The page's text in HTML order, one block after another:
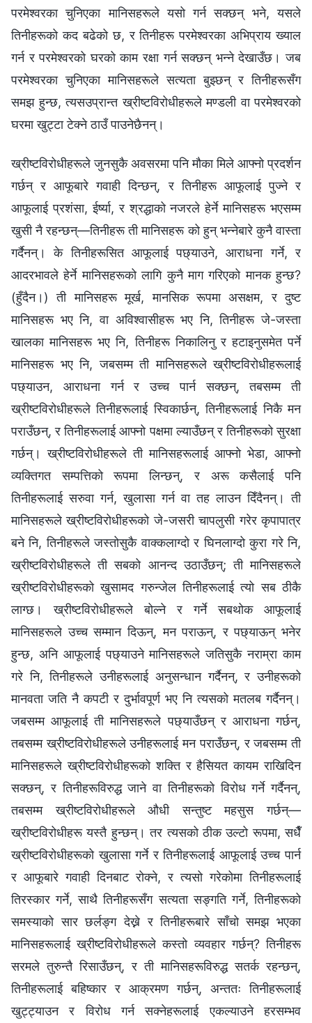
परमेश्‍वरका चुनिएका मानिसहरूले यसो गर्न सक्छन् भने, यसले
तिनीहरूको कद बढेको छ, र तिनीहरू परमेश्‍वरका अभिप्राय ख्याल
गर्न र परमेश्‍वरको घरको काम रक्षा गर्न सक्छन् भन्‍ने देखाउँछ। जब
परमेश्‍वरका चुनिएका मानिसहरूले सत्यता बुझ्छन् र तिनीहरूसँग
समझ हुन्छ, त्यसउप्रान्त ख्रीष्टविरोधीहरूले मण्डली वा परमेश्‍वरको
घरमा खुट्टा टेक्ने ठाउँ पाउनेछैनन्।
ख्रीष्टविरोधीहरूले जुनसुकै अवसरमा पनि मौका मिले आफ्नो प्रदर्शन
गर्छन् र आफूबारे गवाही दिन्छन्, र तिनीहरू आफूलाई पुज्‍ने र
आफूलाई प्रशंसा, ईर्ष्या, र श्रद्धाको नजरले हेर्ने मानिसहरू भएसम्म
खुसी नै रहन्छन्—तिनीहरू ती मानिसहरू को हुन् भन्नेबारे कुनै वास्ता
गर्दैनन्। के तिनीहरूसित आफूलाई पछ्याउने, आराधना गर्ने, र
आदरभावले हेर्ने मानिसहरूको लागि कुनै माग गरिएको मानक हुन्छ?
(हुँदैन।) ती मानिसहरू मूर्ख, मानसिक रूपमा असक्षम, र दुष्ट
मानिसहरू भए नि, वा अविश्‍वासीहरू भए नि, तिनीहरू जे-जस्ता
खालका मानिसहरू भए नि, तिनीहरू निकालिनु र हटाइनुसमेत पर्ने
मानिसहरू भए नि, जबसम्म ती मानिसहरूले ख्रीष्टविरोधीहरूलाई
पछ्याउन, आराधना गर्न र उच्च पार्न सक्छन्, तबसम्म ती
ख्रीष्टविरोधीहरूले तिनीहरूलाई स्विकार्छन्, तिनीहरूलाई निकै मन
पराउँछन्, र तिनीहरूलाई आफ्नो पक्षमा ल्याउँछन् र तिनीहरूको सुरक्षा
गर्छन्। ख्रीष्टविरोधीहरूले ती मानिसहरूलाई आफ्नो भेडा, आफ्नो
व्यक्तिगत सम्पत्तिको रूपमा लिन्छन्, र अरू कसैलाई पनि
तिनीहरूलाई सरुवा गर्न, खुलासा गर्न वा तह लाउन दिँदैनन्। ती
मानिसहरूले ख्रीष्टविरोधीहरूको जे-जसरी चापलुसी गरेर कृपापात्र
बने नि, तिनीहरूले जस्तोसुकै वाक्कलाग्दो र घिनलाग्दो कुरा गरे नि,
ख्रीष्टविरोधीहरूले ती सबको आनन्द उठाउँछन्; ती मानिसहरूले
ख्रीष्टविरोधीहरूको खुसामद गरुन्जेल तिनीहरूलाई त्यो सब ठीकै
लाग्छ। ख्रीष्टविरोधीहरूले बोल्ने र गर्ने सबथोक आफूलाई
मानिसहरूले उच्च सम्मान दिऊन्, मन पराऊन्, र पछ्याऊन् भनेर
हुन्छ, अनि आफूलाई पछ्याउने मानिसहरूले जतिसुकै नराम्रा काम
गरे नि, तिनीहरूले उनीहरूलाई अनुसन्धान गर्दैनन्, र उनीहरूको
मानवता जति नै कपटी र दुर्भावपूर्ण भए नि त्यसको मतलब गर्दैनन्।
जबसम्म आफूलाई ती मानिसहरूले पछ्याउँछन् र आराधना गर्छन्,
तबसम्म ख्रीष्टविरोधीहरूले उनीहरूलाई मन पराउँछन्, र जबसम्म ती
मानिसहरूले ख्रीष्टविरोधीहरूको शक्ति र हैसियत कायम राखिदिन
सक्छन्, र तिनीहरूविरुद्ध जाने वा तिनीहरूको विरोध गर्ने गर्दैनन्,
तबसम्म ख्रीष्टविरोधीहरूले औधी सन्तुष्ट महसुस गर्छन्—
ख्रीष्टविरोधीहरू यस्तै हुन्छन्। तर त्यसको ठीक उल्टो रूपमा, सधैँ
ख्रीष्टविरोधीहरूको खुलासा गर्ने र तिनीहरूलाई आफूलाई उच्च पार्न
र आफूबारे गवाही दिनबाट रोक्ने, र त्यसो गरेकोमा तिनीहरूलाई
तिरस्कार गर्ने, साथै तिनीहरूसँग सत्यता सङ्गति गर्ने, तिनीहरूको
समस्याको सार छर्लङ्ग देख्ने र तिनीहरूबारे साँचो समझ भएका
मानिसहरूलाई ख्रीष्टविरोधीहरूले कस्तो व्यवहार गर्छन्? तिनीहरू
सरमले तुरुन्तै रिसाउँछन्, र ती मानिसहरूविरुद्ध सतर्क रहन्छन्,
तिनीहरूलाई बहिष्कार र आक्रमण गर्छन्, अन्ततः तिनीहरूलाई
खुट्ट्याउन र विरोध गर्न सक्नेहरूलाई एकल्याउने हरसम्भव